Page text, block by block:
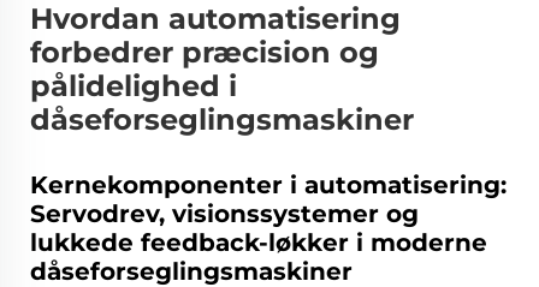
Hvordan automatisering
forbedrer præcision og
pålidelighed i
dåseforseglingsmaskiner
Kernekomponenter i automatisering:
Servodrev, visionssystemer og
lukkede feedback-løkker i moderne
dåseforseglingsmaskiner